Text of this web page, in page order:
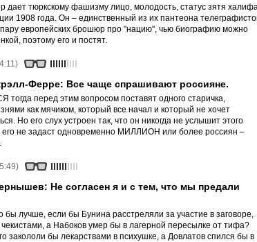
дает тюркскому фашизму лицо, молодость, статус зятя
1908 года. Он – единственный из их пантеона
европейских брошюр про "нацию", чью биографию можно
поэтому его и постят.
Ферре: Все чаще спрашивают россияне.
перед этим вопросом поставят одного старичка,
как мячиком, который все начал и который не хочет
Но его слух устроен так, что он никогда не услышит этого
его не задаст одновременно МИЛЛИОН или более россиян –
Не согласен я и с тем, что мы предали
бы лучше, если бы Бунина расстреляли за участие в заговоре,
а Набоков умер бы в лагерной пересылке от тифа?
закололи бы лекарствами в психушке, а Довлатов спился бы в